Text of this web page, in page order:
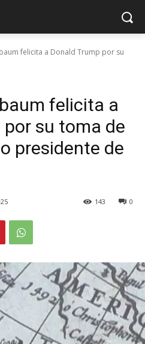
felicita a Donald Trump por su
felicita a
por su toma de
presidente de
0
143